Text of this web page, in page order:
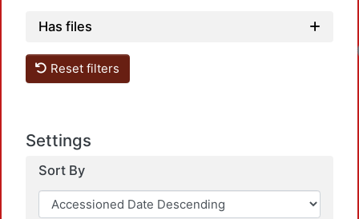
Has files
Reset filters
Settings
Sort By